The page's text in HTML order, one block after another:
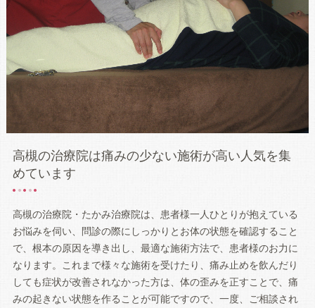
高槻の治療院は痛みの少ない施術が高い人気を集
めています
高槻の治療院・たかみ治療院は、患者様一人ひとりが抱えている
お悩みを伺い、問診の際にしっかりとお体の状態を確認すること
で、根本の原因を導き出し、最適な施術方法で、患者様のお力に
なります。これまで様々な施術を受けたり、痛み止めを飲んだり
しても症状が改善されなかった方は、体の歪みを正すことで、痛
みの起きない状態を作ることが可能ですので、一度、ご相談され